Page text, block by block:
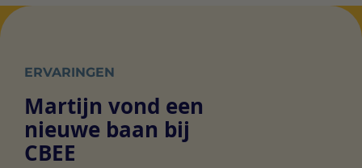
ERVARINGEN
Martijn vond een
nieuwe baan bij
CBEE